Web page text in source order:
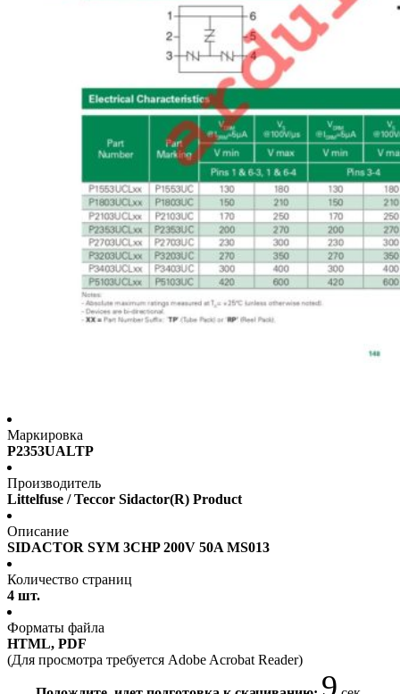
Маркировка
P2353UALTP
Производитель
Littelfuse / Teccor Sidactor(R) Product
Описание
SIDACTOR SYM 3CHP 200V 50A MS013
Количество страниц
4 шт.
Форматы файла
HTML, PDF
(Для просмотра требуется Adobe Acrobat Reader)